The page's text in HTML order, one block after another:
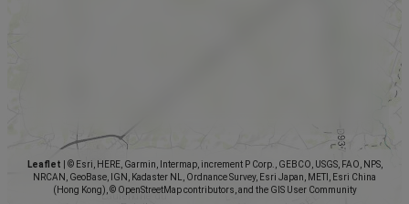
Leaflet
© Esri, HERE, Garmin, Intermap, increment P Corp., GEBCO, USGS, FAO, NPS,
NRCAN, GeoBase, IGN, Kadaster NL, Ordnance Survey, Esri Japan, METI, Esri China
(Hong Kong), © OpenStreetMap contributors, and the GIS User Community